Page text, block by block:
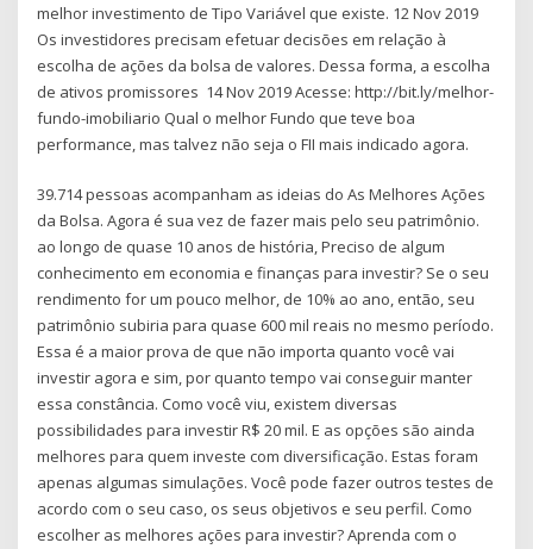
melhor investimento de Tipo Variável que existe. 12 Nov 2019
Os investidores precisam efetuar decisões em relação à
escolha de ações da bolsa de valores. Dessa forma, a escolha
de ativos promissores 14 Nov 2019 Acesse: http://bit.ly/melhor-
fundo-imobiliario Qual o melhor Fundo que teve boa
performance, mas talvez não seja o FII mais indicado agora.
39.714 pessoas acompanham as ideias do As Melhores Ações
da Bolsa. Agora é sua vez de fazer mais pelo seu patrimônio.
ao longo de quase 10 anos de história, Preciso de algum
conhecimento em economia e finanças para investir? Se o seu
rendimento for um pouco melhor, de 10% ao ano, então, seu
patrimônio subiria para quase 600 mil reais no mesmo período.
Essa é a maior prova de que não importa quanto você vai
investir agora e sim, por quanto tempo vai conseguir manter
essa constância. Como você viu, existem diversas
possibilidades para investir R$ 20 mil. E as opções são ainda
melhores para quem investe com diversificação. Estas foram
apenas algumas simulações. Você pode fazer outros testes de
acordo com o seu caso, os seus objetivos e seu perfil. Como
escolher as melhores ações para investir? Aprenda com o